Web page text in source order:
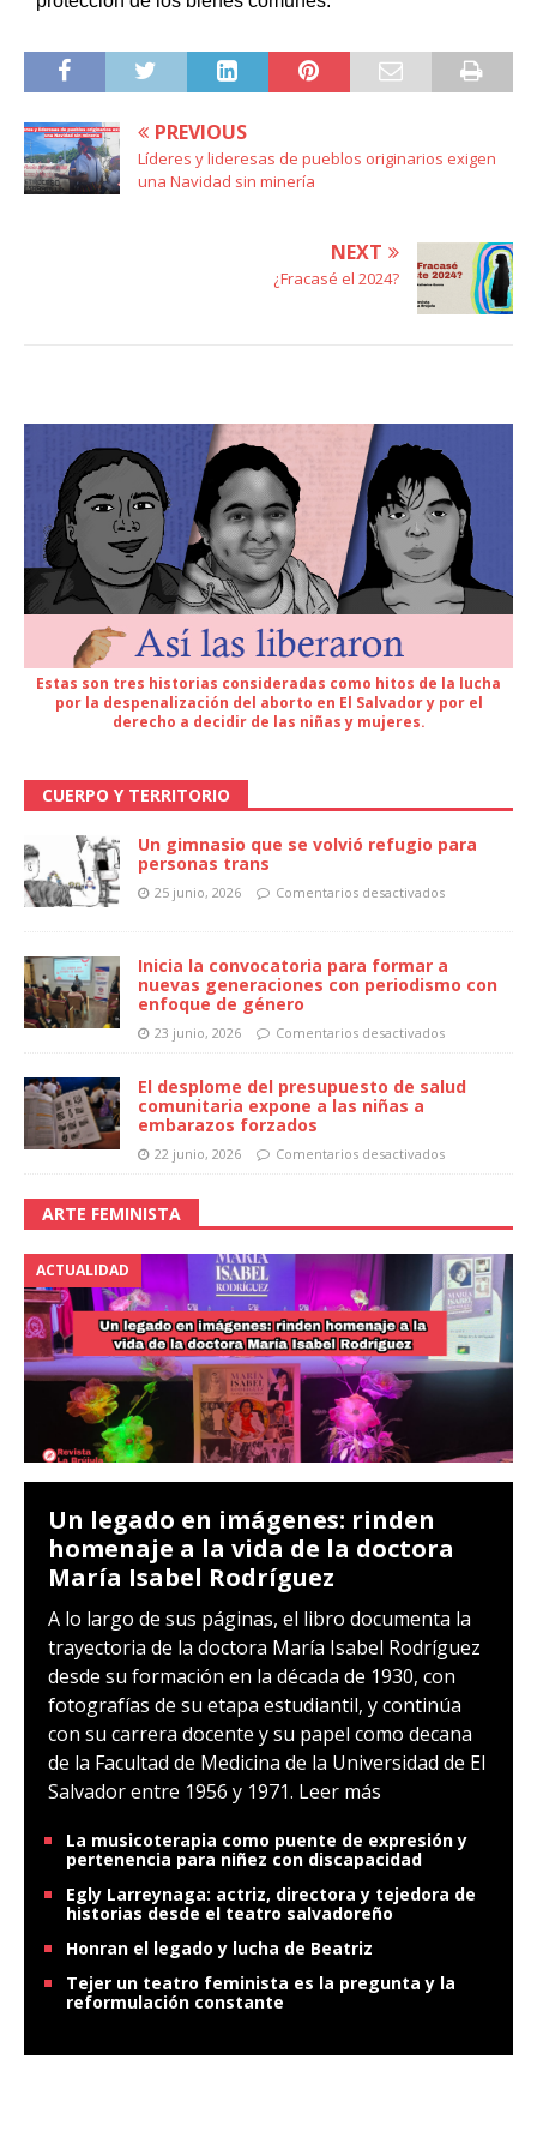
PREVIOUS
Líderes y lideresas de pueblos originarios exigen
una Navidad sin minería
NEXT
¿Fracasé el 2024?
Estas son tres historias consideradas como hitos de la lucha
por la despenalización del aborto en El Salvador y por el
derecho a decidir de las niñas y mujeres.
CUERPO Y TERRITORIO
Un gimnasio que se volvió refugio para
personas trans
25 junio, 2026 Comentarios desactivados
Inicia la convocatoria para formar a
nuevas generaciones con periodismo con
enfoque de género
23 junio, 2026 Comentarios desactivados
El desplome del presupuesto de salud
comunitaria expone a las niñas a
embarazos forzados
22 junio, 2026 Comentarios desactivados
ARTE FEMINISTA
ACTUALIDAD
Un legado en imágenes: rinden
homenaje a la vida de la doctora
María Isabel Rodríguez
A lo largo de sus páginas, el libro documenta la
trayectoria de la doctora María Isabel Rodríguez
desde su formación en la década de 1930, con
fotografías de su etapa estudiantil, y continúa
con su carrera docente y su papel como decana
de la Facultad de Medicina de la Universidad de El
Salvador entre 1956 y 1971. Leer más
La musicoterapia como puente de expresión y
pertenencia para niñez con discapacidad
Egly Larreynaga: actriz, directora y tejedora de
historias desde el teatro salvadoreño
Honran el legado y lucha de Beatriz
Tejer un teatro feminista es la pregunta y la
reformulación constante